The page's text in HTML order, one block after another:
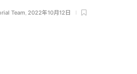
Team, 2022年10月12日